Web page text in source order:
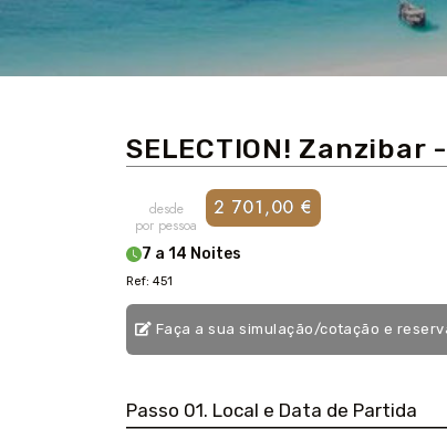
SELECTION!
desde
por pessoa
2 701,00 €
7 a 14 Noites
Ref: 451
Faça a sua simulação/cotação e
Passo 01. Local e Data de Partida